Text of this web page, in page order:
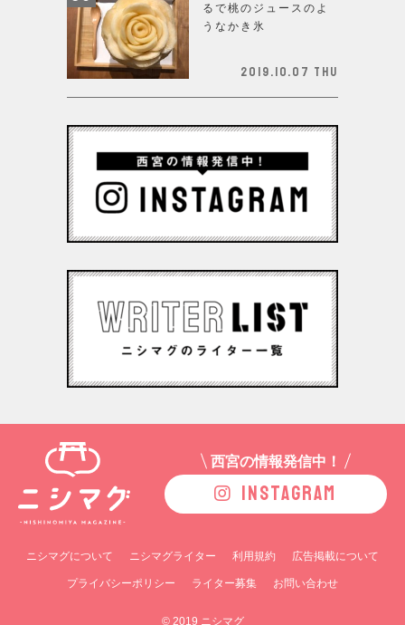
るで桃のジュースのよ
うなかき氷
2019.10.07 Thu
西宮の情報発信中！
INSTAGRAM
ニシマグについて ニシマグライター 利用規約 広告掲載について
プライバシーポリシー ライター募集 お問い合わせ
© 2019 ニシマグ